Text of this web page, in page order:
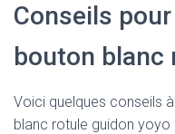
Conseils
bouton blanc
Voici quelques conseils
blanc rotule guidon yoyo